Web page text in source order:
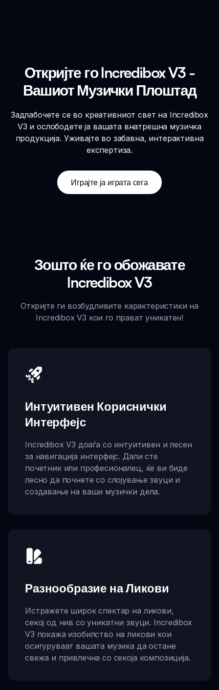
Откријте го Incredibox V3 -
Вашиот Музички Плоштад
Задлабочете се во креативниот свет на Incredibox
V3 и ослободете ја вашата внатрешна музичка
продукција. Уживајте во забавна, интерактивна
експертиза.
Играјте ја играта сега
Зошто ќе го обожавате
Incredibox V3
Откријте ги возбудливите карактеристики на
Incredibox V3 кои го прават уникатен!
Интуитивен Кориснички
Интерфејс
Incredibox V3 доаѓа со интуитивен и лесен
за навигација интерфејс. Дали сте
почетник или професионалец, ќе ви биде
лесно да почнете со слојување звуци и
создавање на ваши музички дела.
Разнообразие на Ликови
Истражете широк спектар на ликови,
секој од нив со уникатни звуци. Incredibox
V3 покажа изобилство на ликови кои
осигуруваат вашата музика да остане
свежа и привлечна со секоја композиција.